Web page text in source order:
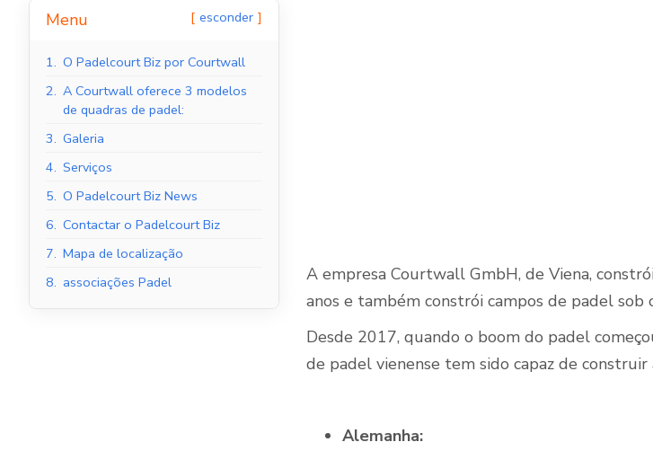
Menu esconder
1. O Padelcourt Biz por Courtwall
2. A Courtwall oferece 3 modelos
de quadras de padel:
3. Galeria
4. Serviços
5. O Padelcourt Biz News
6. Contactar o Padelcourt Biz
7. Mapa de localização
8. associações Padel
A empresa Courtwall GmbH, de Viena,
anos e também constrói campos de padel
Desde 2017, quando o boom do padel
de padel vienense tem sido capaz de construir
Alemanha:
Tribunais de Padel
Interior
Quadras de Padel ao
ar livre